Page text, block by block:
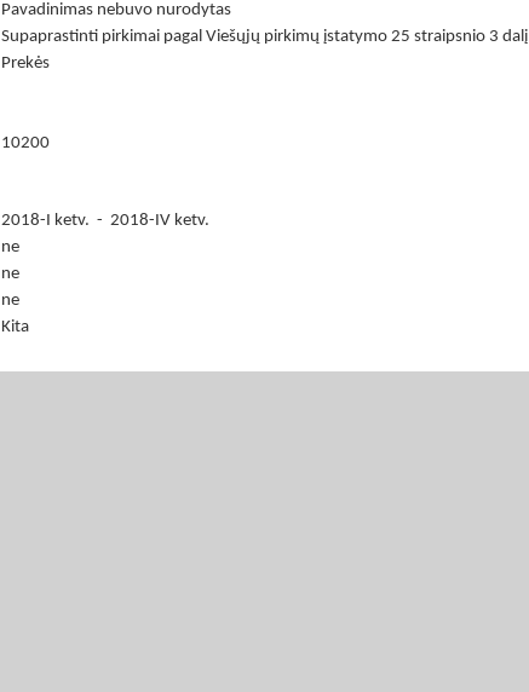
Pavadinimas nebuvo nurodytas
Supaprastinti pirkimai pagal Viešųjų pirkimų įstatymo 25 straipsnio 3 dalį
Prekės
10200
2018-I ketv. - 2018-IV ketv.
ne
ne
ne
Kita